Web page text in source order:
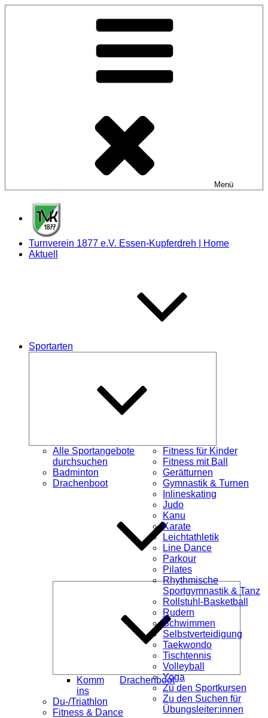
Menü
Turnverein 1877 e.V. Essen-Kupferdreh | Home
Aktuell
Sportarten
Alle Sportangebote
durchsuchen
Badminton
Drachenboot
öffnen
Komm
ins
Drachenboot
Du-/Triathlon
Fitness & Dance
Fitness für Kinder
Fitness mit Ball
Gerätturnen
Gymnastik & Turnen
Inlineskating
Judo
Kanu
Karate
Leichtathletik
Line Dance
Parkour
Pilates
Rhythmische
Sportgymnastik & Tanz
Rollstuhl-Basketball
Rudern
Schwimmen
Selbstverteidigung
Taekwondo
Tischtennis
Volleyball
Yoga
Zu den Sportkursen
Zu den Suchen für
Übungsleiter:innen